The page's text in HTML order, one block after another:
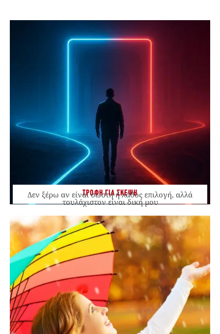
ΤΡΟΦΗ ΓΙΑ ΣΚΕΨΗ
Δεν ξέρω αν είναι σωστή ή λάθος επιλογή, αλλά
τουλάχιστον είναι δική μου